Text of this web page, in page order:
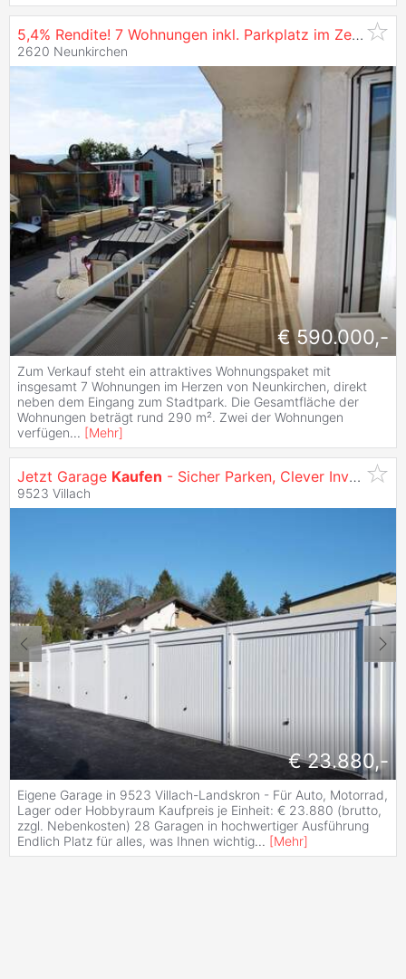
5,4% Rendite! 7 Wohnungen inkl. Parkplatz im Zentrum von Neunkirchen zu
2620 Neunkirchen
€ 590.000,-
Zum Verkauf steht ein attraktives Wohnungspaket mit
insgesamt 7 Wohnungen im Herzen von Neunkirchen, direkt
neben dem Eingang zum Stadtpark. Die Gesamtfläche der
Wohnungen beträgt rund 290 m². Zwei der Wohnungen
verfügen... [Mehr]
Jetzt Garage Kaufen - Sicher Parken, Clever Investieren, Flexibel Nutzen.
9523 Villach
€ 23.880,-
Eigene Garage in 9523 Villach-Landskron - Für Auto, Motorrad,
Lager oder Hobbyraum Kaufpreis je Einheit: € 23.880 (brutto,
zzgl. Nebenkosten) 28 Garagen in hochwertiger Ausführung
Endlich Platz für alles, was Ihnen wichtig... [Mehr]